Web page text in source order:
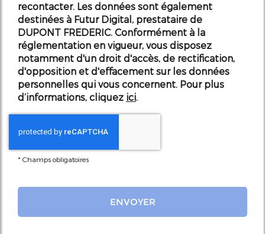
recontacter. Les données sont également
destinées à Futur Digital, prestataire de
DUPONT FREDERIC. Conformément à la
réglementation en vigueur, vous disposez
notamment d'un droit d'accès, de rectification,
d'opposition et d'effacement sur les données
personnelles qui vous concernent. Pour plus
d’informations, cliquez ici.
* Champs obligatoires